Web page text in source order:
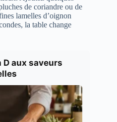
de coriandre ou de
lamelles d’oignon
la table change
aux saveurs